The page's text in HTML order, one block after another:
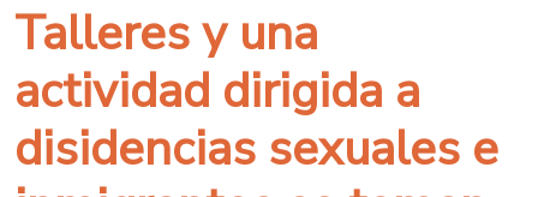
Talleres y una
actividad dirigida a
disidencias sexuales e